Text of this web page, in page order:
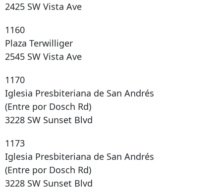
2425 SW Vista Ave
1160
Plaza Terwilliger
2545 SW Vista Ave
1170
Iglesia Presbiteriana de San Andrés
(Entre por Dosch Rd)
3228 SW Sunset Blvd
1173
Iglesia Presbiteriana de San Andrés
(Entre por Dosch Rd)
3228 SW Sunset Blvd